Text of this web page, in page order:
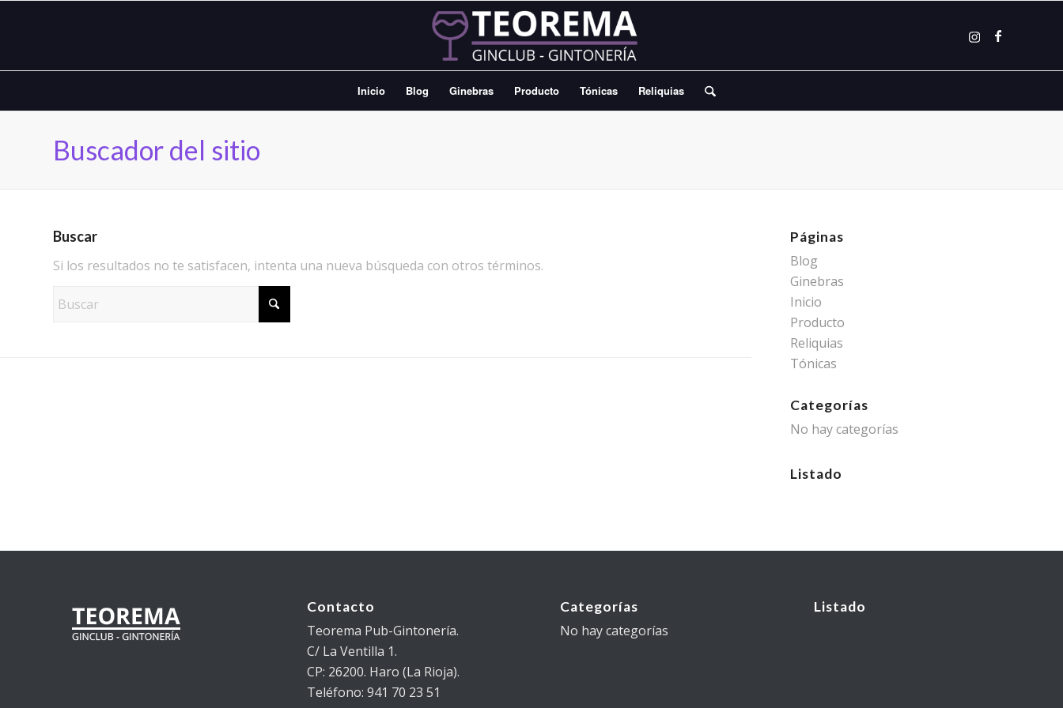
Inicio Blog Ginebras Producto Tónicas Reliquias
Buscador del sitio
Buscar
Si los resultados no te satisfacen, intenta una nueva búsqueda con otros términos.
Páginas
Blog
Ginebras
Inicio
Producto
Reliquias
Tónicas
Categorías
No hay categorías
Listado
Contacto
Teorema Pub-Gintonería.
C/ La Ventilla 1.
CP: 26200. Haro (La Rioja).
Teléfono: 941 70 23 51
Categorías
No hay categorías
Listado